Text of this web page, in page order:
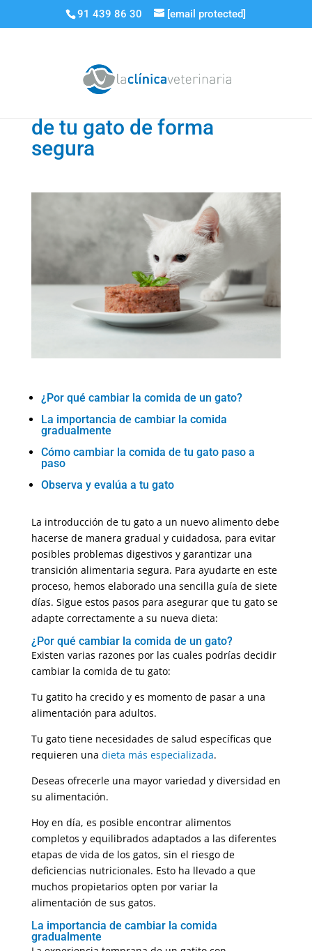
91 439 86 30 [email protected]
de tu gato de forma
segura
¿Por qué cambiar la comida de un gato?
La importancia de cambiar la comida
gradualmente
Cómo cambiar la comida de tu gato paso a
paso
Observa y evalúa a tu gato
La introducción de tu gato a un nuevo alimento debe
hacerse de manera gradual y cuidadosa, para evitar
posibles problemas digestivos y garantizar una
transición alimentaria segura. Para ayudarte en este
proceso, hemos elaborado una sencilla guía de siete
días. Sigue estos pasos para asegurar que tu gato se
adapte correctamente a su nueva dieta:
¿Por qué cambiar la comida de un gato?
Existen varias razones por las cuales podrías decidir
cambiar la comida de tu gato:
Tu gatito ha crecido y es momento de pasar a una
alimentación para adultos.
Tu gato tiene necesidades de salud específicas que
requieren una dieta más especializada.
Deseas ofrecerle una mayor variedad y diversidad en
su alimentación.
Hoy en día, es posible encontrar alimentos
completos y equilibrados adaptados a las diferentes
etapas de vida de los gatos, sin el riesgo de
deficiencias nutricionales. Esto ha llevado a que
muchos propietarios opten por variar la
alimentación de sus gatos.
La importancia de cambiar la comida
gradualmente